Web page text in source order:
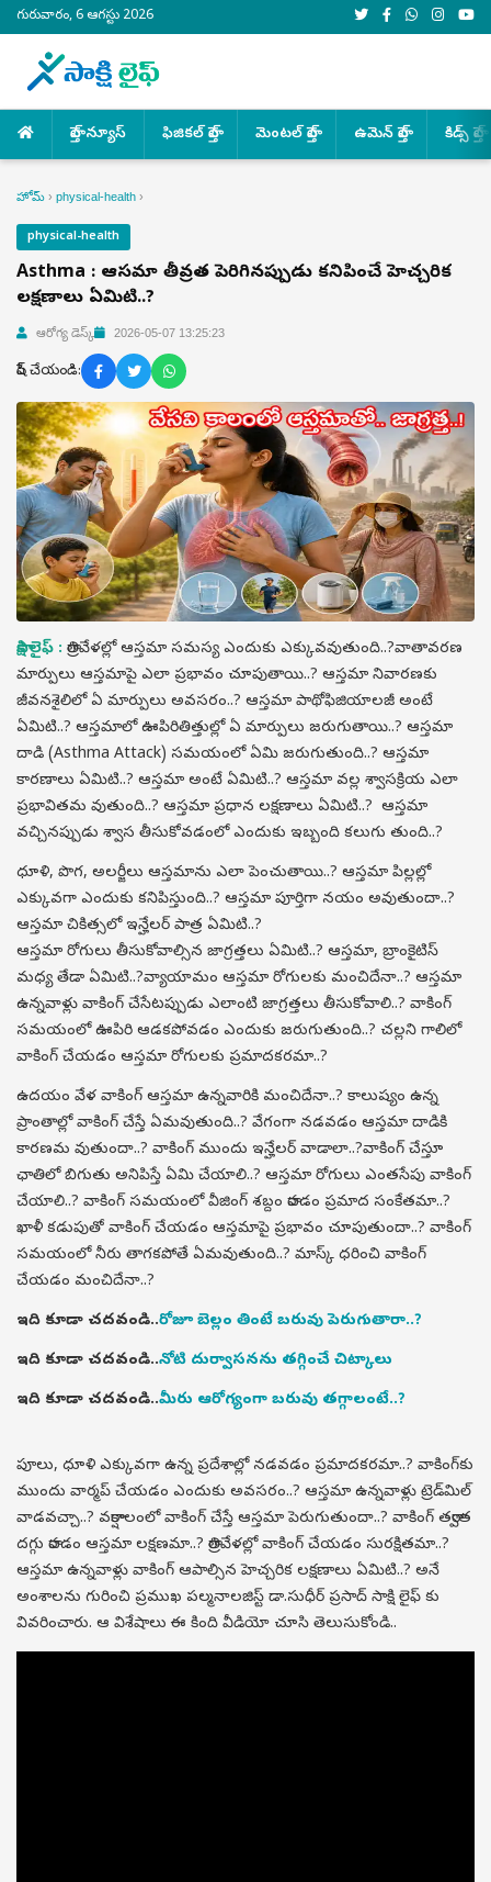
గురువారం, 6 ఆగస్టు 2026
హెల్త్ న్యూస్ ఫిజికల్ హెల్త్ మెంటల్ హెల్త్ ఉమెన్ హెల్త్ కిడ్స్ హెల్త్
హోమ్ › physical-health ›
physical-health
Asthma : ఆస్తమా తీవ్రత పెరిగినప్పుడు కనిపించే హెచ్చరిక
లక్షణాలు ఏమిటి..?
ఆరోగ్య డెస్క్ 2026-05-07 13:25:23
షేర్ చేయండి:
సాక్షి లైఫ్ : రాత్రివేళల్లో ఆస్తమా సమస్య ఎందుకు ఎక్కువవుతుంది..?వాతావరణ
మార్పులు ఆస్తమాపై ఎలా ప్రభావం చూపుతాయి..? ఆస్తమా నివారణకు
జీవనశైలిలో ఏ మార్పులు అవసరం..? ఆస్తమా పాథోఫిజియాలజీ అంటే
ఏమిటి..? ఆస్తమాలో ఊపిరితిత్తుల్లో ఏ మార్పులు జరుగుతాయి..? ఆస్తమా
దాడి (Asthma Attack) సమయంలో ఏమి జరుగుతుంది..? ఆస్తమా
కారణాలు ఏమిటి..? ఆస్తమా అంటే ఏమిటి..? ఆస్తమా వల్ల శ్వాసక్రియ ఎలా
ప్రభావితమ వుతుంది..? ఆస్తమా ప్రధాన లక్షణాలు ఏమిటి..? ఆస్తమా
వచ్చినప్పుడు శ్వాస తీసుకోవడంలో ఎందుకు ఇబ్బంది కలుగు తుంది..?
ధూళి, పొగ, అలర్జీలు ఆస్తమాను ఎలా పెంచుతాయి..? ఆస్తమా పిల్లల్లో
ఎక్కువగా ఎందుకు కనిపిస్తుంది..? ఆస్తమా పూర్తిగా నయం అవుతుందా..?
ఆస్తమా చికిత్సలో ఇన్హేలర్ పాత్ర ఏమిటి..?
ఆస్తమా రోగులు తీసుకోవాల్సిన జాగ్రత్తలు ఏమిటి..? ఆస్తమా, బ్రాంకైటిస్
మధ్య తేడా ఏమిటి..?వ్యాయామం ఆస్తమా రోగులకు మంచిదేనా..? ఆస్తమా
ఉన్నవాళ్లు వాకింగ్ చేసేటప్పుడు ఎలాంటి జాగ్రత్తలు తీసుకోవాలి..? వాకింగ్
సమయంలో ఊపిరి ఆడకపోవడం ఎందుకు జరుగుతుంది..? చల్లని గాలిలో
వాకింగ్ చేయడం ఆస్తమా రోగులకు ప్రమాదకరమా..?
ఉదయం వేళ వాకింగ్ ఆస్తమా ఉన్నవారికి మంచిదేనా..? కాలుష్యం ఉన్న
ప్రాంతాల్లో వాకింగ్ చేస్తే ఏమవుతుంది..? వేగంగా నడవడం ఆస్తమా దాడికి
కారణమ వుతుందా..? వాకింగ్ ముందు ఇన్హేలర్ వాడాలా..?వాకింగ్ చేస్తూ
ఛాతిలో బిగుతు అనిపిస్తే ఏమి చేయాలి..? ఆస్తమా రోగులు ఎంతసేపు వాకింగ్
చేయాలి..? వాకింగ్ సమయంలో వీజింగ్ శబ్దం రావడం ప్రమాద సంకేతమా..?
ఖాళీ కడుపుతో వాకింగ్ చేయడం ఆస్తమాపై ప్రభావం చూపుతుందా..? వాకింగ్
సమయంలో నీరు తాగకపోతే ఏమవుతుంది..? మాస్క్ ధరించి వాకింగ్
చేయడం మంచిదేనా..?
ఇది కూడా చదవండి..రోజూ బెల్లం తింటే బరువు పెరుగుతారా..?
ఇది కూడా చదవండి..నోటి దుర్వాసనను తగ్గించే చిట్కాలు
ఇది కూడా చదవండి..మీరు ఆరోగ్యంగా బరువు తగ్గాలంటే..?
పూలు, ధూళి ఎక్కువగా ఉన్న ప్రదేశాల్లో నడవడం ప్రమాదకరమా..? వాకింగ్‌కు
ముందు వార్మప్ చేయడం ఎందుకు అవసరం..? ఆస్తమా ఉన్నవాళ్లు ట్రెడ్‌మిల్
వాడవచ్చా..? వర్షాకాలంలో వాకింగ్ చేస్తే ఆస్తమా పెరుగుతుందా..? వాకింగ్ తర్వాత
దగ్గు రావడం ఆస్తమా లక్షణమా..? రాత్రివేళల్లో వాకింగ్ చేయడం సురక్షితమా..?
ఆస్తమా ఉన్నవాళ్లు వాకింగ్ ఆపాల్సిన హెచ్చరిక లక్షణాలు ఏమిటి..? అనే
అంశాలను గురించి ప్రముఖ పల్మనాలజిస్ట్ డా.సుధీర్ ప్రసాద్ సాక్షి లైఫ్ కు
వివరించారు. ఆ విశేషాలు ఈ కింది వీడియో చూసి తెలుసుకోండి..